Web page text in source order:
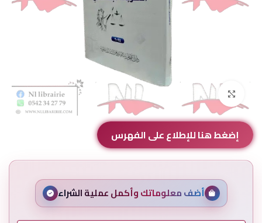
Click to enlarge
إضغط هنا للإطلاع على الفهرس
أضف معلوماتك وأكمل عملية الشراء